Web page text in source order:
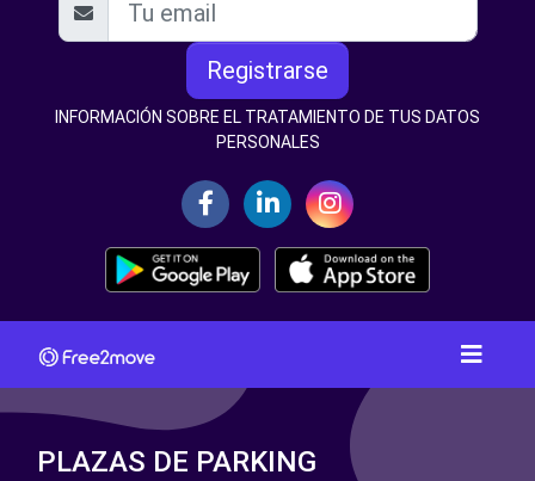
Registrarse
INFORMACIÓN SOBRE EL TRATAMIENTO DE TUS DATOS
PERSONALES
PLAZAS DE PARKING